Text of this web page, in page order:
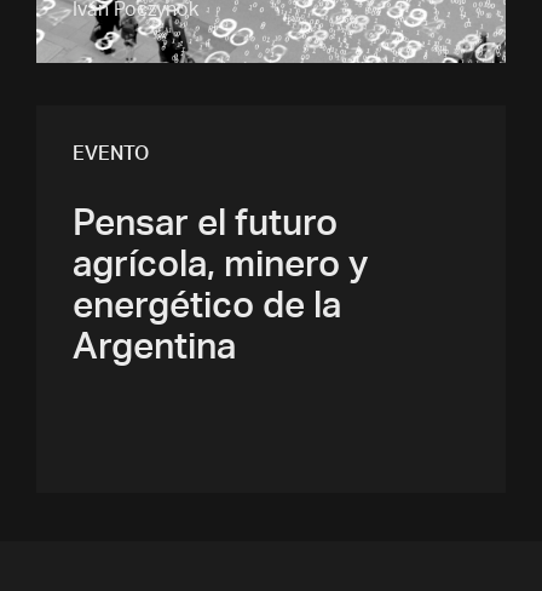
Iván Poczynok
EVENTO
Pensar el futuro
agrícola, minero y
energético de la
Argentina